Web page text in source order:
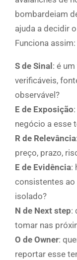
bombardeiam
ajuda a decidir
Funciona assim:
S de Sinal : é
verificáveis,
observável?
E de Exposição
negócio a esse
R de Relevância
preço, prazo,
E de Evidência:
consistentes ao
isolado?
N de Next step:
tomar nas
O de Owner:
reportar esse